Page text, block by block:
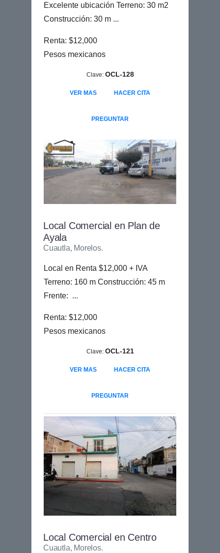
Excelente ubicación Terreno: 30 m2
Construcción: 30 m ...
Renta: $12,000
Pesos mexicanos
Clave: OCL-128
VER MAS HACER CITA
PREGUNTAR
Local Comercial en Plan de
Ayala
Cuautla, Morelos.
Local en Renta $12,000 + IVA
Terreno: 160 m Construcción: 45 m
Frente: ...
Renta: $12,000
Pesos mexicanos
Clave: OCL-121
VER MAS HACER CITA
PREGUNTAR
Local Comercial en Centro
Cuautla, Morelos.